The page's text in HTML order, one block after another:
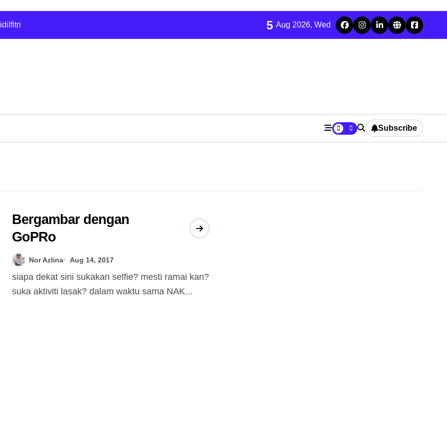
saya
: Sedan Kompak Ikonik dengan Reka Bentuk Moden
5 Aug 2026, Wed
Subscribe
Bergambar dengan
GoPRo
Nor Azlina Aug 14, 2017
siapa dekat sini sukakan selfie? mesti ramai kan?
suka aktiviti lasak? dalam waktu sama NAK...